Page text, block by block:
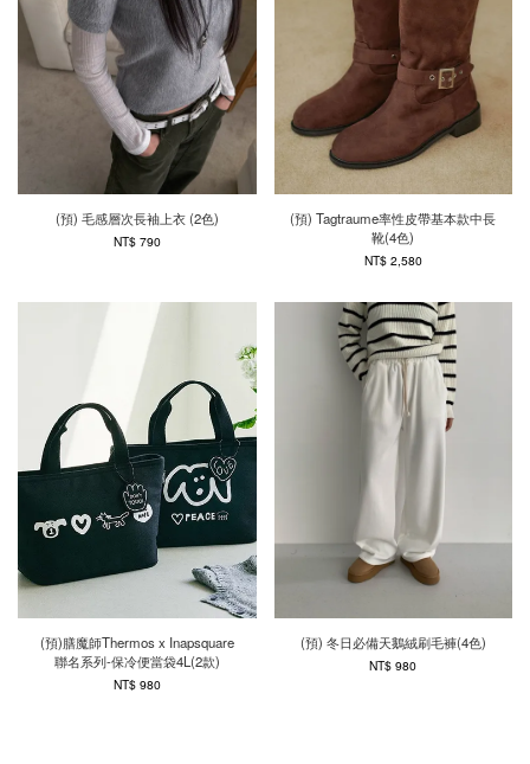
(預) 毛感層次長袖上衣 (2色)
NT$ 790
(預) Tagtraume率性皮帶基本款中長
靴(4色)
NT$ 2,580
(預)膳魔師Thermos x Inapsquare
聯名系列-保冷便當袋4L(2款)
NT$ 980
(預) 冬日必備天鵝絨刷毛褲(4色)
NT$ 980